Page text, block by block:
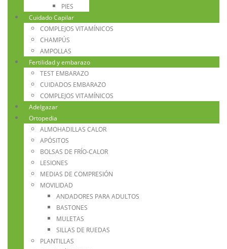
PIES
Cuidado Capilar
COMPLEJOS VITAMÍNICOS
CHAMPÚS
AMPOLLAS
Fertilidad y embarazo
TEST EMBARAZO
CUIDADOS EMBARAZO
COMPLEJOS VITAMÍNICOS
Adelgazar
Ortopedia
ALMOHADILLAS CALOR
APÓSITOS
BOLSAS DE FRÍO-CALOR
LESIONES
MEDIAS DE COMPRESIÓN
MOVILIDAD
ANDADORES PARA ADULTOS
BASTONES
MULETAS
SILLAS DE RUEDAS
PLANTILLAS